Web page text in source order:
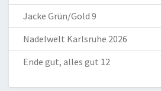
Jacke Grün/Gold 9
Nadelwelt Karlsruhe 2026
Ende gut, alles gut 12